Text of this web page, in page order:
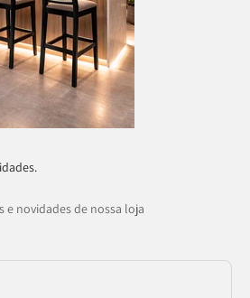
e novidades de nossa loja